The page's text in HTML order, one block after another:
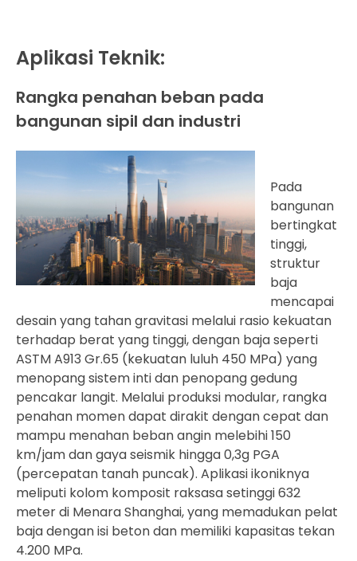
Aplikasi Teknik:
Rangka penahan beban pada
bangunan sipil dan industri
Pada
bangunan
bertingkat
tinggi,
struktur
baja
mencapai
desain yang tahan gravitasi melalui rasio kekuatan
terhadap berat yang tinggi, dengan baja seperti
ASTM A913 Gr.65 (kekuatan luluh 450 MPa) yang
menopang sistem inti dan penopang gedung
pencakar langit. Melalui produksi modular, rangka
penahan momen dapat dirakit dengan cepat dan
mampu menahan beban angin melebihi 150
km/jam dan gaya seismik hingga 0,3g PGA
(percepatan tanah puncak). Aplikasi ikoniknya
meliputi kolom komposit raksasa setinggi 632
meter di Menara Shanghai, yang memadukan pelat
baja dengan isi beton dan memiliki kapasitas tekan
4.200 MPa.